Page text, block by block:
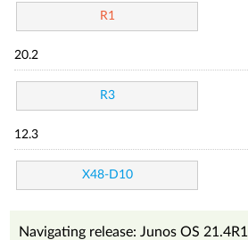
R1
20.2
R3
12.3
X48-D10
Navigating release: Junos OS 21.4R1